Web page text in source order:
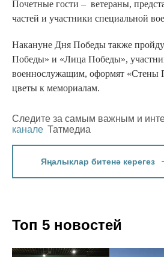
Почетные гости – ветераны,
частей и участники специальной
Накануне Дня Победы также
Победы» и «Лица Победы»,
военнослужащим, оформят «Стены
цветы к мемориалам.
Следите за самым важным и
канале Татмедиа
Яңалыклар битенә керегез
Топ 5 новостей